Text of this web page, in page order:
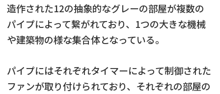
造作された12の抽象的なグレーの部屋が複数の
パイプによって繋がれており、1つの大きな機械
や建築物の様な集合体となっている。
パイプにはそれぞれタイマーによって制御された
ファンが取り付けられており、それぞれの部屋の